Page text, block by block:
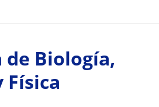
de Biología,
Física